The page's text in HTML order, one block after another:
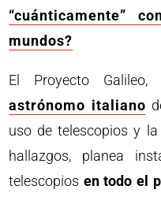
“cuánticamente”
mundos?
El Proyecto
astrónomo italiano
uso de telescopios y
hallazgos, planea
telescopios en todo el